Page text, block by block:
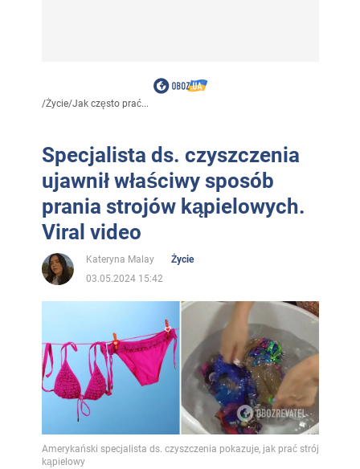
/Życie/Jak często prać...
Specjalista ds. czyszczenia
ujawnił właściwy sposób
prania strojów kąpielowych.
Viral video
Kateryna Malay
Życie
03.05.2024 15:42
Amerykański specjalista ds. czyszczenia pokazuje, jak prać strój
kąpielowy